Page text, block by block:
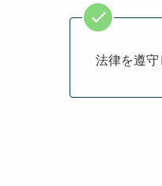
法律を遵守